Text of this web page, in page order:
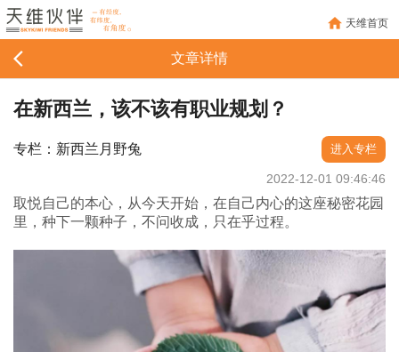
天维首页
文章详情
在新西兰，该不该有职业规划？
专栏：新西兰月野兔 进入专栏
2022-12-01 09:46:46
取悦自己的本心，从今天开始，在自己内心的这座秘密花园
里，种下一颗种子，不问收成，只在乎过程。